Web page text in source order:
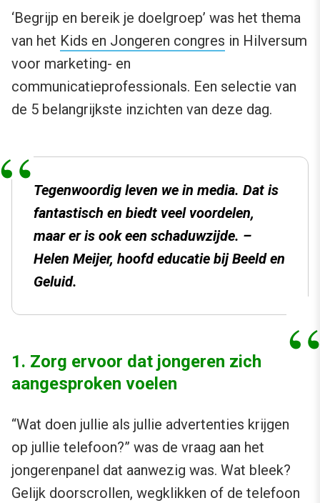
‘Begrijp en bereik je doelgroep’ was het thema
van het Kids en Jongeren congres in Hilversum
voor marketing- en
communicatieprofessionals. Een selectie van
de 5 belangrijkste inzichten van deze dag.
Tegenwoordig leven we in media. Dat is
fantastisch en biedt veel voordelen,
maar er is ook een schaduwzijde. –
Helen Meijer, hoofd educatie bij Beeld en
Geluid.
1. Zorg ervoor dat jongeren zich
aangesproken voelen
“Wat doen jullie als jullie advertenties krijgen
op jullie telefoon?” was de vraag aan het
jongerenpanel dat aanwezig was. Wat bleek?
Gelijk doorscrollen, wegklikken of de telefoon